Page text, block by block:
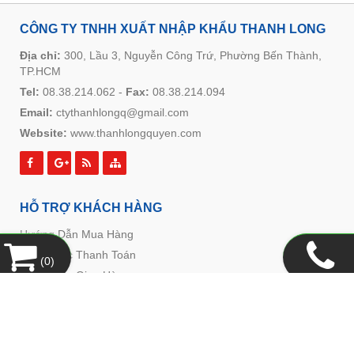
CÔNG TY TNHH XUẤT NHẬP KHẨU THANH LONG
Địa chỉ: 300, Lầu 3, Nguyễn Công Trứ, Phường Bến Thành,
TP.HCM
Tel: 08.38.214.062 - Fax: 08.38.214.094
Email: ctythanhlongq@gmail.com
Website: www.thanhlongquyen.com
HỖ TRỢ KHÁCH HÀNG
Hướng Dẫn Mua Hàng
Hình Thức Thanh Toán
Hình Thức Giao Hàng
(0)